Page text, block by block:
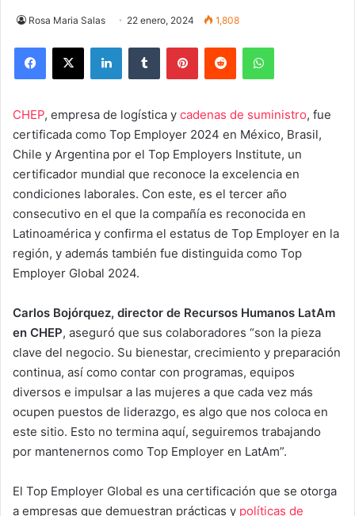
Rosa Maria Salas 22 enero, 2024 1,808
CHEP, empresa de logística y cadenas de suministro, fue
certificada como Top Employer 2024 en México, Brasil,
Chile y Argentina por el Top Employers Institute, un
certificador mundial que reconoce la excelencia en
condiciones laborales. Con este, es el tercer año
consecutivo en el que la compañía es reconocida en
Latinoamérica y confirma el estatus de Top Employer en la
región, y además también fue distinguida como Top
Employer Global 2024.
Carlos Bojórquez, director de Recursos Humanos LatAm
en CHEP, aseguró que sus colaboradores “son la pieza
clave del negocio. Su bienestar, crecimiento y preparación
continua, así como contar con programas, equipos
diversos e impulsar a las mujeres a que cada vez más
ocupen puestos de liderazgo, es algo que nos coloca en
este sitio. Esto no termina aquí, seguiremos trabajando
por mantenernos como Top Employer en LatAm”.
El Top Employer Global es una certificación que se otorga
a empresas que demuestran prácticas y políticas de